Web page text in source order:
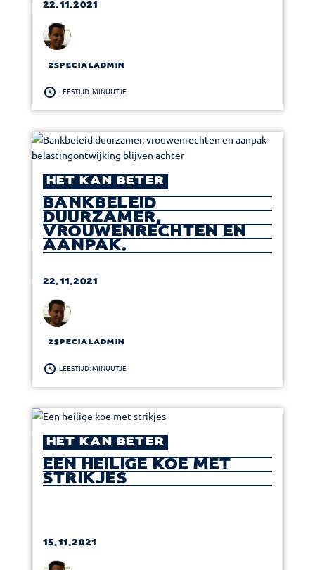
22.11.2021
2SPECIALADMIN
LEESTIJD: MINUUTJE
HET KAN BETER
BANKBELEID
DUURZAMER,
VROUWENRECHTEN EN
AANPAK
22.11.2021
2SPECIALADMIN
LEESTIJD: MINUUTJE
HET KAN BETER
EEN HEILIGE KOE MET
STRIKJES
15.11.2021